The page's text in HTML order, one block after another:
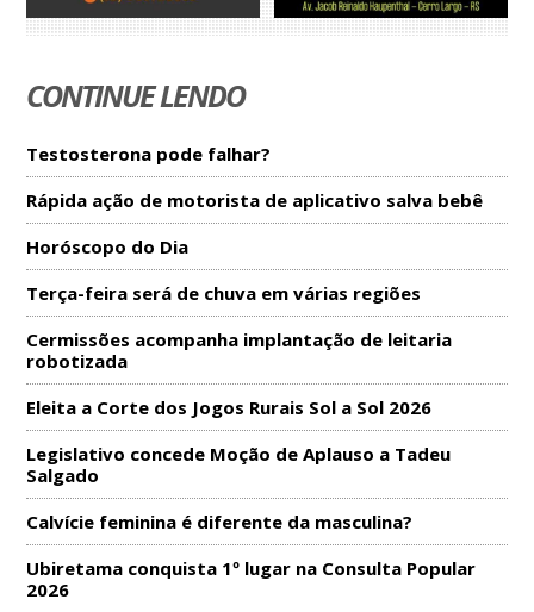
CONTINUE LENDO
Testosterona pode falhar?
Rápida ação de motorista de aplicativo salva bebê
Horóscopo do Dia
Terça-feira será de chuva em várias regiões
Cermissões acompanha implantação de leitaria
robotizada
Eleita a Corte dos Jogos Rurais Sol a Sol 2026
Legislativo concede Moção de Aplauso a Tadeu
Salgado
Calvície feminina é diferente da masculina?
Ubiretama conquista 1º lugar na Consulta Popular
2026